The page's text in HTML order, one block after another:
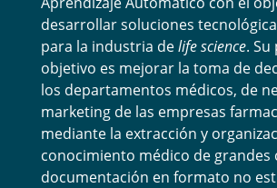
desarrollar soluciones
para la industria delife science. Su
objetivo es mejorar la toma de
los departamentos médicos, de
marketing de las empresas
mediante la extracción y
conocimiento médico de grandes
documentación en formato no